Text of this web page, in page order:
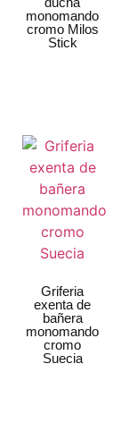
monomando
cromo Milos
Stick
Griferia
exenta de
bañera
monomando
cromo
Suecia